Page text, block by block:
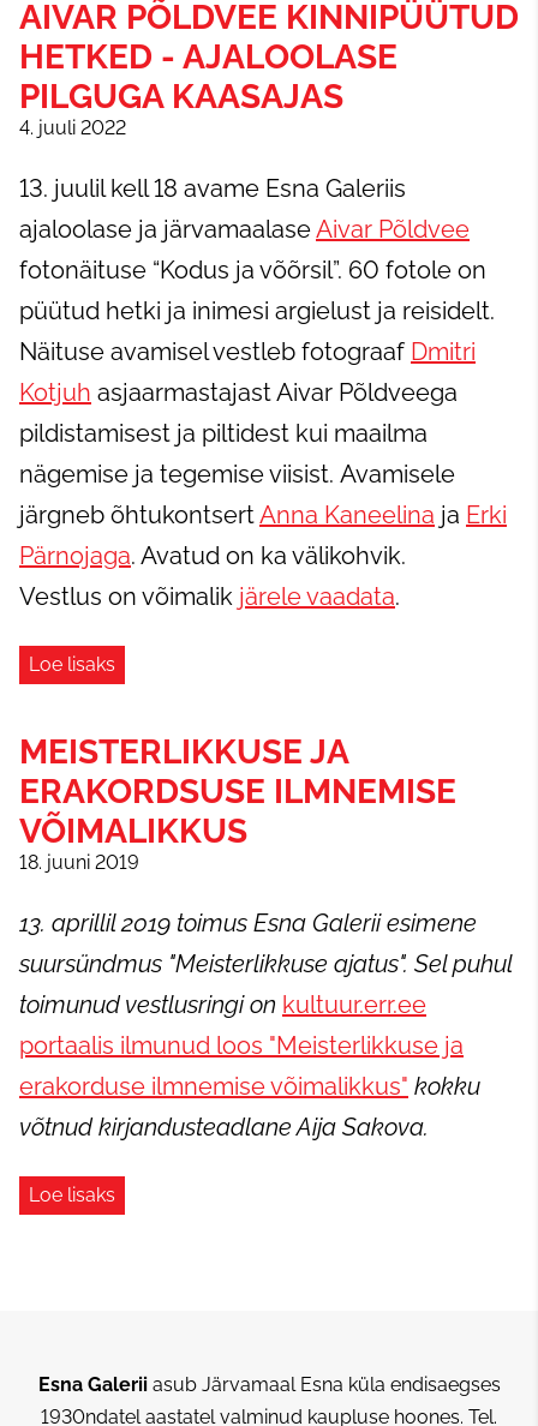
AIVAR PÕLDVEE KINNIPÜÜTUD
HETKED - AJALOOLASE
PILGUGA KAASAJAS
4. juuli 2022
13. juulil kell 18 avame Esna Galeriis
ajaloolase ja järvamaalaseAivar Põldvee
fotonäituse “Kodus ja võõrsil”. 60 fotole on
püütud hetki ja inimesi argielust ja reisidelt.
Näituse avamisel vestleb fotograaf Dmitri
Kotjuh asjaarmastajast Aivar Põldveega
pildistamisest ja piltidest kui maailma
nägemise ja tegemise viisist. Avamisele
järgneb õhtukontsertAnna Kaneelina ja Erki
Pärnojaga. Avatud on ka välikohvik.
Vestlus on võimalik järele vaadata.
Loe lisaks
MEISTERLIKKUSE JA
ERAKORDSUSE ILMNEMISE
VÕIMALIKKUS
18. juuni 2019
13. aprillil 2019 toimus Esna Galerii esimene
suursündmus "Meisterlikkuse ajatus". Sel puhul
toimunud vestlusringi on kultuur.err.ee
portaalis ilmunud loos "Meisterlikkuse ja
erakorduse ilmnemise võimalikkus" kokku
võtnud kirjandusteadlane Aija Sakova.
Loe lisaks
Esna Galeriiasub Järvamaal Esna küla endisaegses
1930ndatel aastatel valminud kaupluse hoones. Tel.